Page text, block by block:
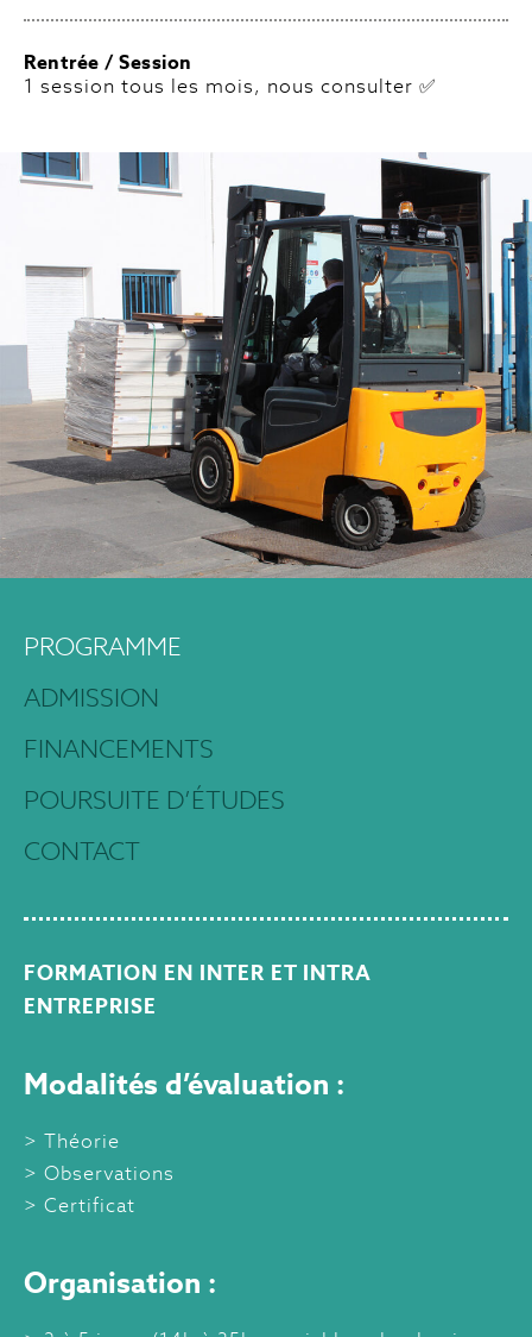
Rentrée / Session
1 session tous les mois, nous consulter ✅
PROGRAMME
ADMISSION
FINANCEMENTS
POURSUITE D’ÉTUDES
CONTACT
FORMATION EN INTER ET INTRA
ENTREPRISE
Modalités d’évaluation :
Théorie
Observations
Certificat
Organisation :